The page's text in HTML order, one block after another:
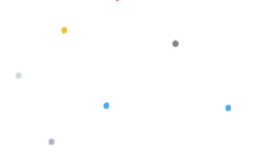
Baca selengkapnya